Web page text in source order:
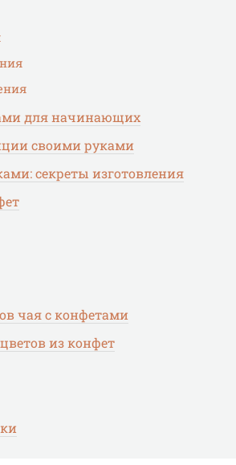
для начинающих
своими руками
секреты изготовления
чая с конфетами
из конфет